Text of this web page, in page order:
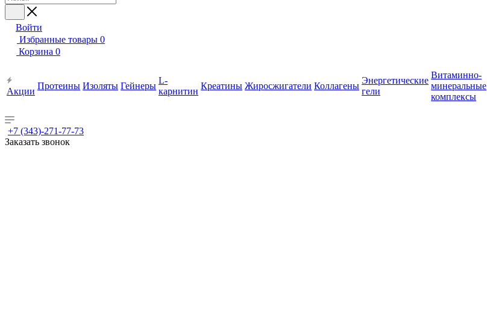
Войти
Избранные товары 0
Корзина 0
Акции
Протеины Изоляты Гейнеры
L-
карнитин
Креатины Жиросжигатели Коллагены
Энергетические
гели
Витаминно-
минеральные
комплексы
+7 (343)-271-77-73
Заказать звонок